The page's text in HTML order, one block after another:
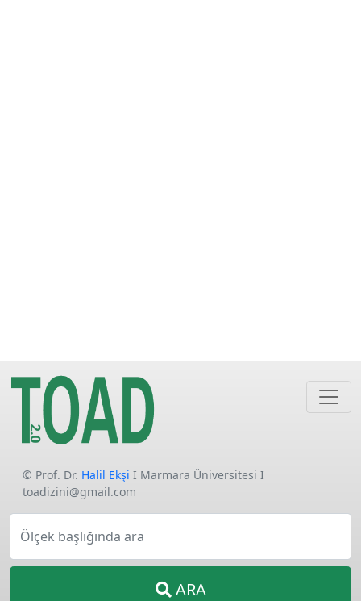
© Prof. Dr. Halil Ekşi I Marmara Üniversitesi I
toadizini@gmail.com
Ölçek başlığında ara
ARA